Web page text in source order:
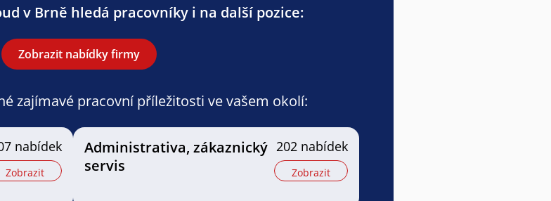
v Brně hledá pracovníky i na další pozice:
Zobrazit nabídky firmy
zajímavé pracovní příležitosti ve vašem okolí:
nabídek
Zobrazit
Administrativa, zákaznický
servis
202 nabídek
Zobrazit